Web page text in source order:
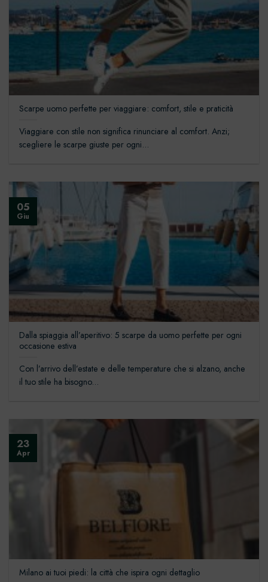
Scarpe uomo perfette per viaggiare: comfort, stile e praticità
Viaggiare con stile non significa rinunciare al comfort. Anzi;
scegliere le scarpe giuste per ogni...
Dalla spiaggia all’aperitivo: 5 scarpe da uomo perfette per ogni
occasione estiva
Con l’arrivo dell’estate e delle temperature che si alzano, anche
il tuo stile ha bisogno...
05
Giu
Milano ai tuoi piedi: la città che ispira ogni dettaglio
23
Apr